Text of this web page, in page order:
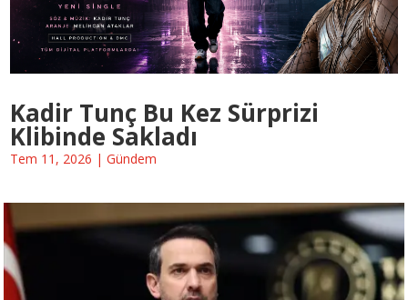
Kadir Tunç Bu Kez Sürprizi
Klibinde Sakladı
Tem 11, 2026 |Gündem
Sonraki Girişler »